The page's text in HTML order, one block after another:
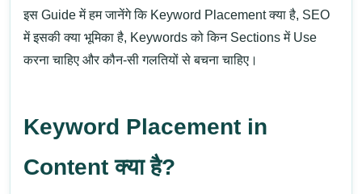
इस Guide में हम जानेंगे कि Keyword Placement क्या है, SEO
में इसकी क्या भूमिका है, Keywords को किन Sections में Use
करना चाहिए और कौन-सी गलतियों से बचना चाहिए।
Keyword Placement in
Content क्या है?